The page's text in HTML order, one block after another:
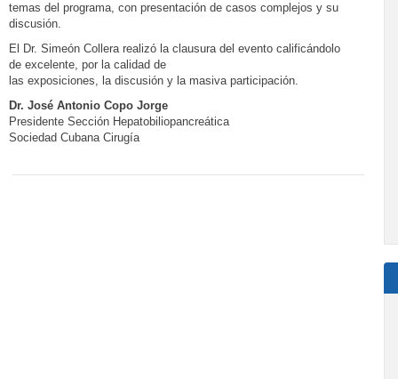
temas del programa, con presentación de casos complejos y su
discusión.
El Dr. Simeón Collera realizó la clausura del evento calificándolo
de excelente, por la calidad de
las exposiciones, la discusión y la masiva participación.
Dr. José Antonio Copo Jorge
Presidente Sección Hepatobiliopancreática
Sociedad Cubana Cirugía